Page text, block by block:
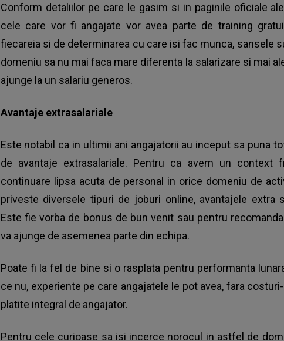
Conform detaliilor pe care le gasim si in paginile oficiale
cele care vor fi angajate vor avea parte de training
fiecareia si de determinarea cu care isi fac munca, sansele
domeniu sa nu mai faca mare diferenta la salarizare si mai
ajunge la un salariu generos.
Avantaje extrasalariale
Este notabil ca in ultimii ani angajatorii au inceput sa puna
de avantaje extrasalariale. Pentru ca avem un context
continuare lipsa acuta de personal in orice domeniu de
priveste diversele tipuri de joburi online, avantajele extra
Este fie vorba de bonus de bun venit sau pentru
va ajunge de asemenea parte din echipa.
Poate fi la fel de bine si o rasplata pentru performanta
ce nu, experiente pe care angajatele le pot avea, fara
platite integral de angajator.
Pentru cele curioase sa isi incerce norocul in astfel de